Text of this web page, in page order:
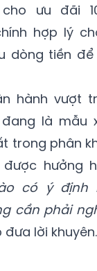
ưu đãi
hợp lý
dòng tiền
hành vượt
đang là mẫu
trong phân
hưởng
có ý
cần phải
đưa lời khuyên.